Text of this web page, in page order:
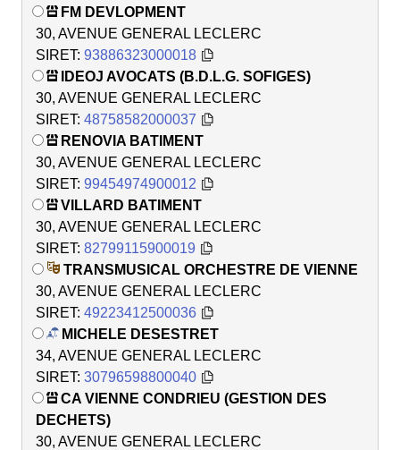
FM DEVLOPMENT
30, AVENUE GENERAL LECLERC
SIRET: 93886323000018
IDEOJ AVOCATS (B.D.L.G. SOFIGES)
30, AVENUE GENERAL LECLERC
SIRET: 48758582000037
RENOVIA BATIMENT
30, AVENUE GENERAL LECLERC
SIRET: 99454974900012
VILLARD BATIMENT
30, AVENUE GENERAL LECLERC
SIRET: 82799115900019
TRANSMUSICAL ORCHESTRE DE VIENNE
30, AVENUE GENERAL LECLERC
SIRET: 49223412500036
MICHELE DESESTRET
34, AVENUE GENERAL LECLERC
SIRET: 30796598800040
CA VIENNE CONDRIEU (GESTION DES
DECHETS)
30, AVENUE GENERAL LECLERC